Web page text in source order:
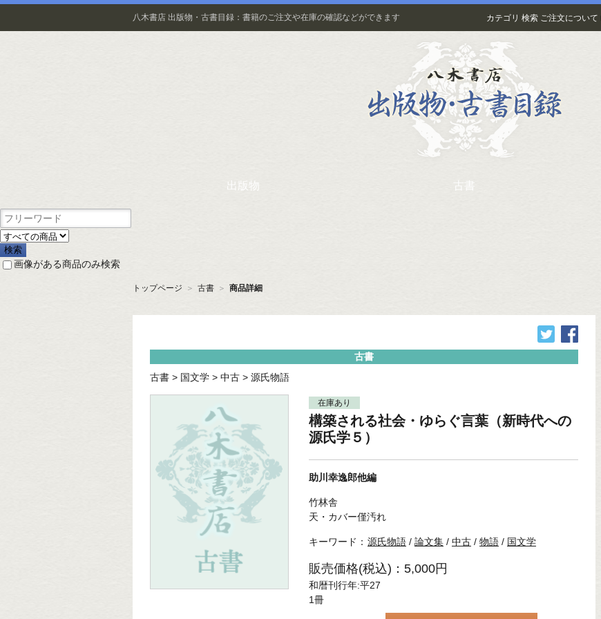
八木書店 出版物・古書目録：書籍のご注文や在庫の確認などができます カテゴリ 検索 ご注文について
出版物 古書
画像がある商品のみ検索
トップページ ＞ 古書 ＞ 商品詳細
古書
古書 > 国文学 > 中古 > 源氏物語
在庫あり
構築される社会・ゆらぐ言葉（新時代への
源氏学５）
助川幸逸郎他編
竹林舎
天・カバー僅汚れ
キーワード： 源氏物語 / 論文集 / 中古 / 物語 / 国文学
販売価格(税込)：5,000円
和暦刊行年:平27
1冊